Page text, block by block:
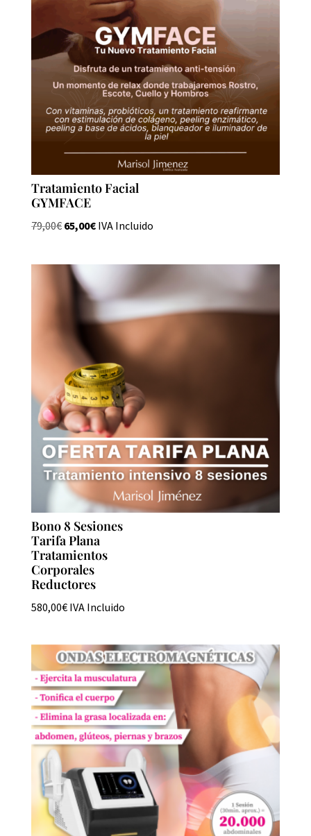
Tratamiento Facial
GYMFACE
79,00€ El
original
era:
79,00€.
65,00€El
actual
65,00€.
IVA Incluido
Bono 8 Sesiones
Tarifa Plana
Tratamientos
Corporales
Reductores
580,00€ IVA Incluido